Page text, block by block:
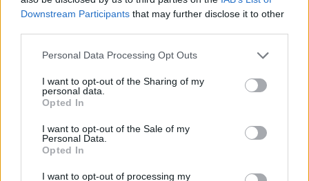
Downstream Participants that may further disclose it to other
Personal Data Processing Opt Outs
I want to opt-out of the Sharing of my
personal data.
Opted In
I want to opt-out of the Sale of my
Personal Data.
Opted In
I want to opt-out of processing my
Klaipėdos universitetui
suteiktas pedagogų
Pareigūnės išėjo į miesto
vilionėms